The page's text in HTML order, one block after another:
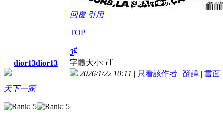
回覆 引用
TOP
dior13dior13
天下一家
3#
字體大小: tT
2026/1/22 10:11 | 只看該作者 | 翻譯 | 書面